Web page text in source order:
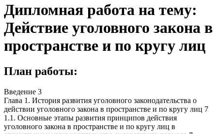
Дипломная работа на тему:
Действие уголовного закона в
пространстве и по кругу лиц
План работы:
Введение 3
Глава 1. История развития уголовного законодательства о
действии уголовного закона в пространстве и по кругу лиц 7
1.1. Основные этапы развития принципов действия
уголовного закона в пространстве и по кругу лиц в